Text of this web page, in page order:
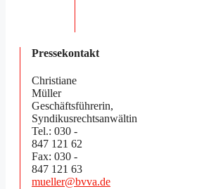
Pressekontakt
Christiane
Müller
Geschäftsführerin,
Syndikusrechtsanwältin
Tel.: 030 -
847 121 62
Fax: 030 -
847 121 63
mueller@bvva.de